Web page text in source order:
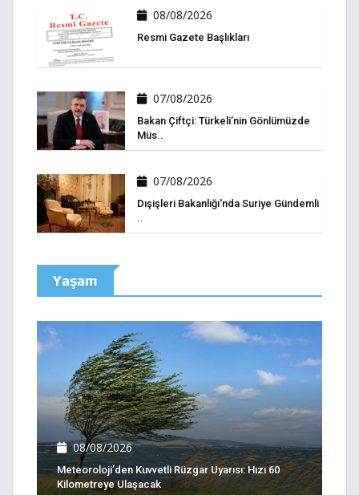
08/08/2026
Resmi Gazete Başlıkları
07/08/2026
Bakan Çiftçi: Türkeli’nin Gönlümüzde
Müs..
07/08/2026
Dışişleri Bakanlığı'nda Suriye Gündemli
..
Yaşam
08/08/2026
Meteoroloji’den Kuvvetli Rüzgar Uyarısı: Hızı 60
Kilometreye Ulaşacak